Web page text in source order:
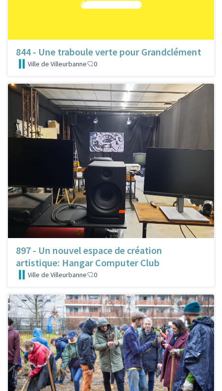
844 - Une traboule verte pour Grandclément
Ville de Villeurbanne 0
897 - Un nouvel espace de création
artistique: Hangar Computer Club
Ville de Villeurbanne 0